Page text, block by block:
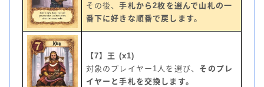
その後、手札から2枚を選んで山札の一
番下に好きな順番で戻します。
【7】王 (x1)
対象のプレイヤー1人を選び、 そのプレ
イヤーと手札を交換します。